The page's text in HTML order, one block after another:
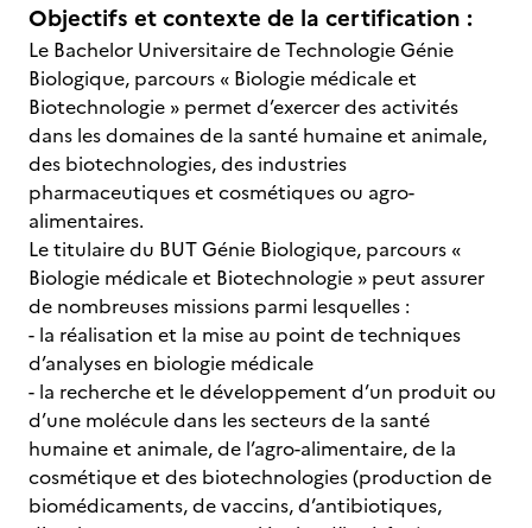
Objectifs et contexte de la certification :
Le Bachelor Universitaire de Technologie Génie
Biologique, parcours « Biologie médicale et
Biotechnologie » permet d’exercer des activités
dans les domaines de la santé humaine et animale,
des biotechnologies, des industries
pharmaceutiques et cosmétiques ou agro-
alimentaires.
Le titulaire du BUT Génie Biologique, parcours «
Biologie médicale et Biotechnologie » peut assurer
de nombreuses missions parmi lesquelles :
- la réalisation et la mise au point de techniques
d’analyses en biologie médicale
- la recherche et le développement d’un produit ou
d’une molécule dans les secteurs de la santé
humaine et animale, de l’agro-alimentaire, de la
cosmétique et des biotechnologies (production de
biomédicaments, de vaccins, d’antibiotiques,